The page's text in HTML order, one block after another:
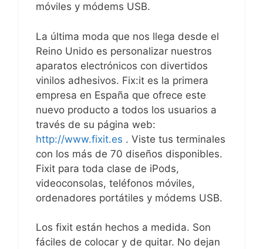
móviles y módems USB.
La última moda que nos llega desde el
Reino Unido es personalizar nuestros
aparatos electrónicos con divertidos
vinilos adhesivos. Fix:it es la primera
empresa en España que ofrece este
nuevo producto a todos los usuarios a
través de su página web:
http://www.fixit.es . Viste tus terminales
con los más de 70 diseños disponibles.
Fixit para toda clase de iPods,
videoconsolas, teléfonos móviles,
ordenadores portátiles y módems USB.
Los fixit están hechos a medida. Son
fáciles de colocar y de quitar. No dejan